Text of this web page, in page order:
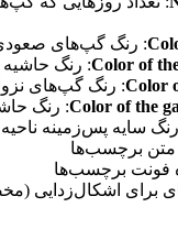
: رنگ گپ‌های
Color of: رنگ
Color: رنگ گپ‌های
Color of the: رنگ
سایه پس‌زمینه ناحیه
متن برچسب‌ها
فونت برچسب‌ها
برای اشکال‌زدایی